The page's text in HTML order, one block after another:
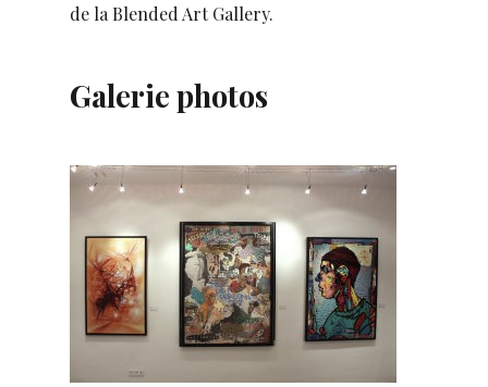
de la Blended Art Gallery.
Galerie photos